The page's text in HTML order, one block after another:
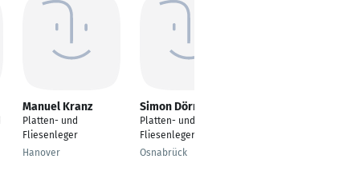
Manuel Kranz
Platten- und
Fliesenleger
Hanover
Simon Dörr
Platten- und
Fliesenleger
Osnabrück